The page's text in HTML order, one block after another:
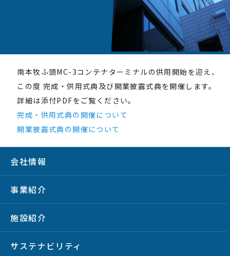
南本牧ふ頭MC-3コンテナターミナルの供用開始を迎え、
この度 完成・供用式典及び開業披露式典を開催します。
詳細は添付PDFをご覧ください。
完成・供用式典の開催について
開業披露式典の開催について
会社情報
事業紹介
施設紹介
サステナビリティ